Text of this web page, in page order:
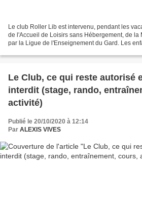
Le club Roller Lib est intervenu, pendant les
de l'Accueil de Loisirs sans Hébergement, de la
par la Ligue de l'Enseignement du Gard. Les
Le Club, ce qui reste autorisé
interdit (stage, rando,
activité)
Publié le 20/10/2020 à 12:14
Par ALEXIS VIVES